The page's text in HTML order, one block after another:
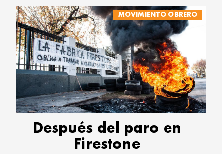
MOVIMIENTO OBRERO
Después del paro en
Firestone